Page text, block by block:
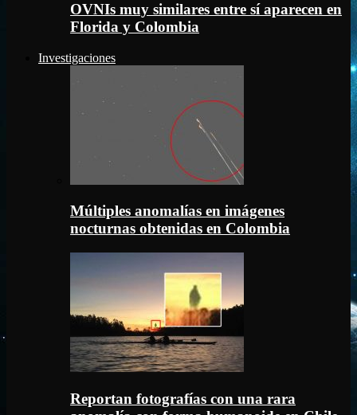
OVNIs muy similares entre sí aparecen en
Florida y Colombia
Investigaciones
Múltiples anomalías en imágenes
nocturnas obtenidas en Colombia
Reportan fotografías con una rara